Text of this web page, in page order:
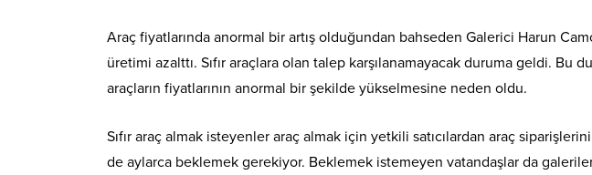
Araç fiyatlarında anormal bir artış olduğundan bahseden Galerici Harun
üretimi azalttı. Sıfır araçlara olan talep karşılanamayacak duruma geldi. Bu
araçların fiyatlarının anormal bir şekilde yükselmesine neden oldu.
Sıfır araç almak isteyenler araç almak için yetkili satıcılardan araç
de aylarca beklemek gerekiyor. Beklemek istemeyen vatandaşlar da